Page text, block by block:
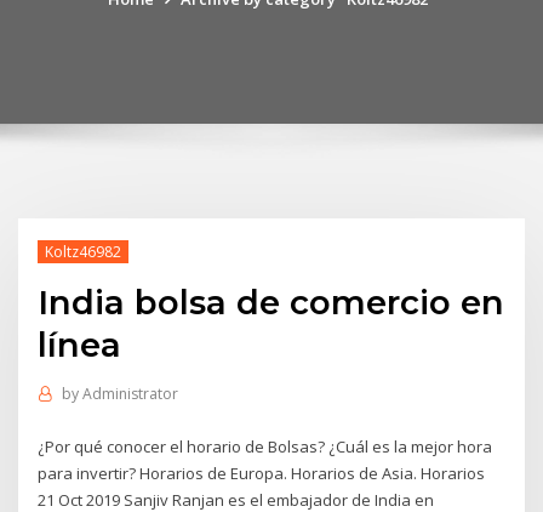
Koltz46982
India bolsa de comercio en
línea
byAdministrator
¿Por qué conocer el horario de Bolsas? ¿Cuál es la mejor hora
para invertir? Horarios de Europa. Horarios de Asia. Horarios
21 Oct 2019 Sanjiv Ranjan es el embajador de India en